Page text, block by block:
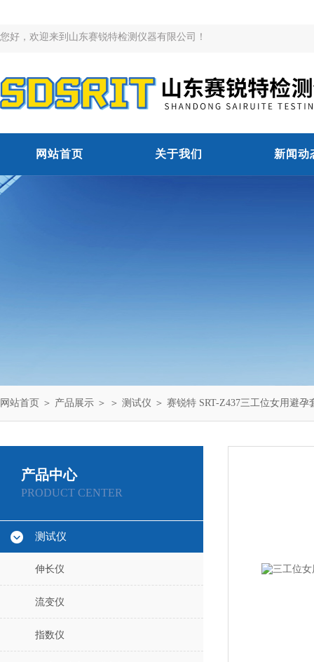
您好，欢迎来到山东赛锐特检测仪器有限公司！
网站首页 关于我们 新闻动
网站首页 ＞ 产品展示 ＞ ＞ 测试仪 ＞ 赛锐特 SRT-Z437三工位女用避
产品中心
PRODUCT CENTER
测试仪
伸长仪
流变仪
指数仪